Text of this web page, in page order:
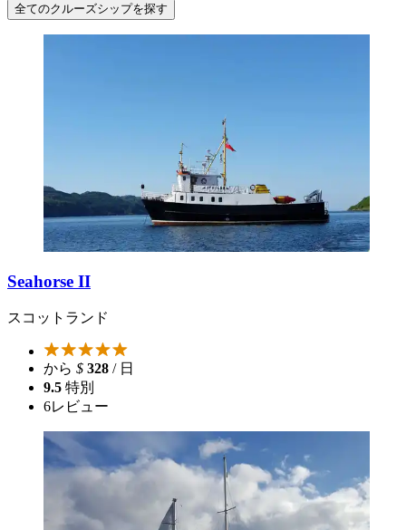
全てのクルーズシップを探す
Seahorse II
スコットランド
から $ 328 / 日
9.5 特別
6レビュー